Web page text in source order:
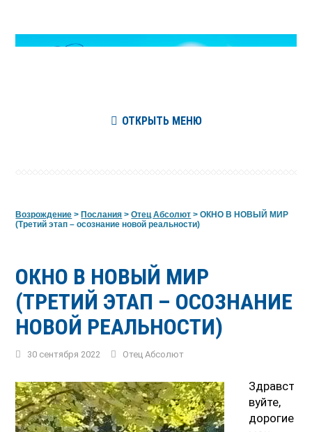
ОТКРЫТЬ МЕНЮ
Возрождение >Послания >Отец Абсолют >ОКНО В НОВЫЙ МИР
(Третий этап – осознание новой реальности)
ОКНО В НОВЫЙ МИР
(ТРЕТИЙ ЭТАП – ОСОЗНАНИЕ
НОВОЙ РЕАЛЬНОСТИ)
30 сентября 2022 Отец Абсолют
Здравст
вуйте,
дорогие